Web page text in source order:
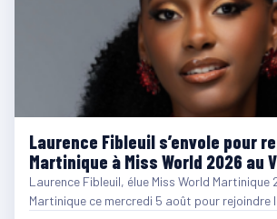
Laurence Fibleuil s’envole pour
Martinique à Miss World 2026 au
Laurence Fibleuil, élue Miss World
Martinique ce mercredi 5 août pour rejoindre